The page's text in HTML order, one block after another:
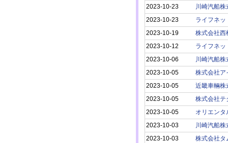
2023-10-23
川崎汽船株
2023-10-23
ライフネッ
2023-10-19
株式会社西
2023-10-12
ライフネッ
2023-10-06
川崎汽船株
2023-10-05
株式会社ア
2023-10-05
近畿車輛株
2023-10-05
株式会社テ
2023-10-05
オリエンタ
2023-10-03
川崎汽船株
2023-10-03
株式会社タ